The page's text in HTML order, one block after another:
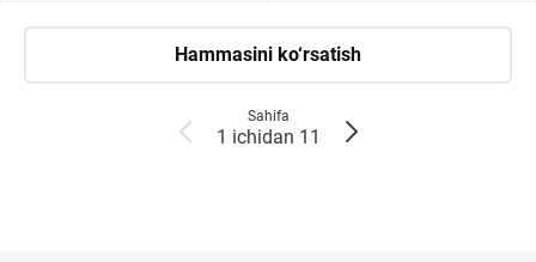
Hammasini ko‘rsatish
Sahifa
1 ichidan 11